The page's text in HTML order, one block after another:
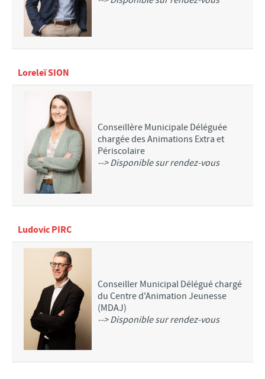
SERVICE MUNICIPAL JEUNESSE
RESTAURANT SCOLAIRE
PAUSE MÉRIDIENNE
GARDERIE PÉRISCOLAIRE
RELAIS PETITE ENFANCE
MULTI-ACCUEIL
CENTRE PERMANENT DU MERCREDI
CENTRE DE LOISIRS PRIMAIRE ET MATERNEL
MAISON DE L'ANIMATION ET DE LA JEUNESSE
SÉJOURS JEUNESSE VACANCES
AUTRES SERVICES
TÉLÉCHARGEMENTS
URBANISME
Révision du PLU : Rapport d'enquête et
conclusions
Approbation du Plan Local d'Urbanisme
BÂTIMENTS COMMUNAUX
POLICE MUNICIPALE
C.C.A.S.
Centre Communal d'Actions Sociales
Loreleï SION
Conseillère Municipale Déléguée
chargée des Animations Extra et
Périscolaire
--> Disponible sur rendez-vous
Ludovic PIRC
Conseiller Municipal Délégué chargé
du Centre d'Animation Jeunesse
(MDAJ)
--> Disponible sur rendez-vous